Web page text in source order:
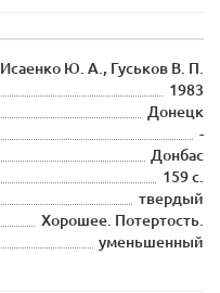
Исаенко Ю. А., Гуськов В. П.
1983
Донецк
-
Донбас
159 с.
твердый
Хорошее. Потертость.
уменьшенный